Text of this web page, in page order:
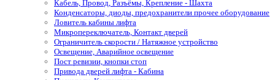
Кабель, Провод, Разъёмы, Крепление - Шахта
Конденсаторы, диоды, предохранители прочее оборудование
Ловитель кабины лифта
Микропереключатель, Контакт дверей
Ограничитель скорости / Натяжное устройство
Освещение, Аварийное освещение
Пост ревизии, кнопки стоп
Привода дверей лифта - Кабина